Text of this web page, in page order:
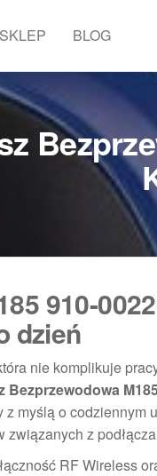
SKLEP BLOG
910-
dzień
nie komplikuje
Bezprzewodowa
z myślą o codziennym
związanych z
RF Wireless